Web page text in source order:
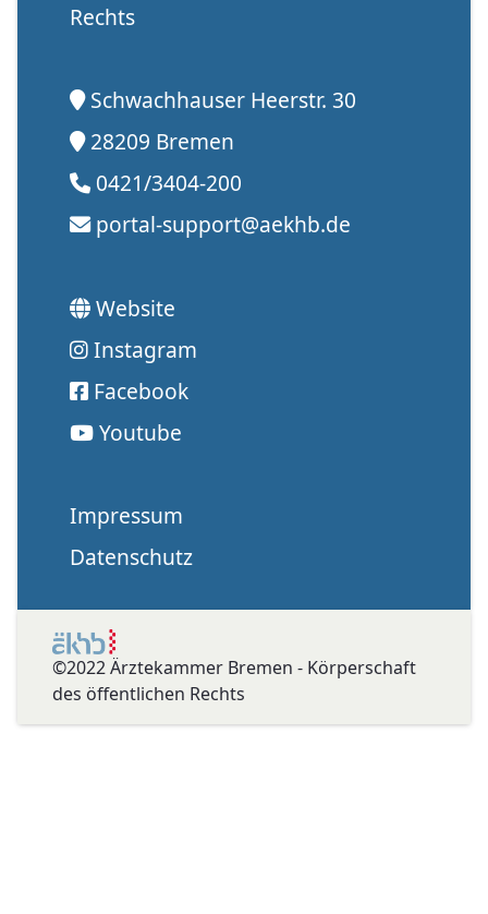
Rechts
Schwachhauser Heerstr. 30
28209 Bremen
0421/3404-200
portal-support@aekhb.de
Website
Instagram
Facebook
Youtube
Impressum
Datenschutz
©2022 Ärztekammer Bremen - Körperschaft
des öffentlichen Rechts